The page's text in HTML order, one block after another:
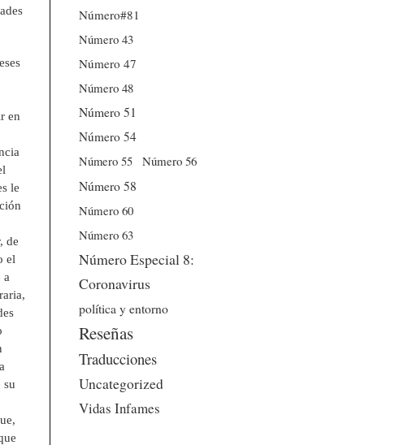
en
le
de
el
a
su
Número#81
Número 43
Número 47
Número 48
Número 51
Número 54
Número 55
Número 56
Número 58
Número 60
Número 63
Número Especial 8:
Coronavirus
política y entorno
Reseñas
Traducciones
Uncategorized
Vidas Infames